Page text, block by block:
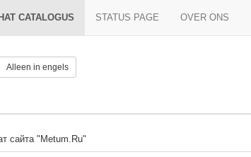
CATALOGUS STATUS PAGE OVER ONS
Alleen in engels
сайта "Metum.Ru"